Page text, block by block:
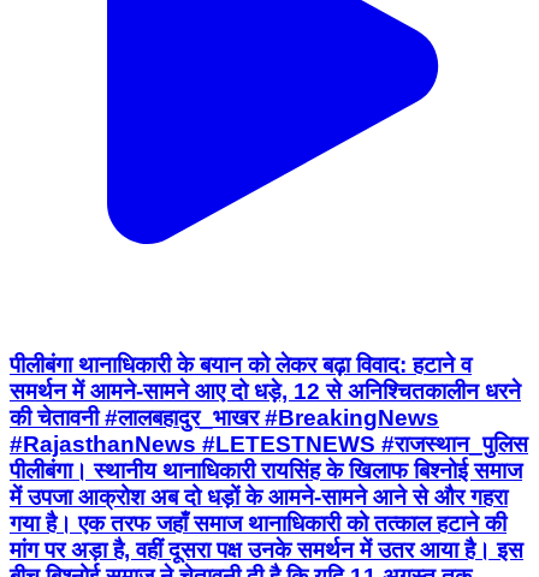
पीलीबंगा थानाधिकारी के बयान को लेकर बढ़ा विवाद: हटाने व
समर्थन में आमने-सामने आए दो धड़े, 12 से अनिश्चितकालीन धरने
की चेतावनी #लालबहादुर_भाखर #BreakingNews
#RajasthanNews #LETESTNEWS #राजस्थान_पुलिस
पीलीबंगा। स्थानीय थानाधिकारी रायसिंह के खिलाफ बिश्नोई समाज
में उपजा आक्रोश अब दो धड़ों के आमने-सामने आने से और गहरा
गया है। एक तरफ जहाँ समाज थानाधिकारी को तत्काल हटाने की
मांग पर अड़ा है, वहीं दूसरा पक्ष उनके समर्थन में उतर आया है। इस